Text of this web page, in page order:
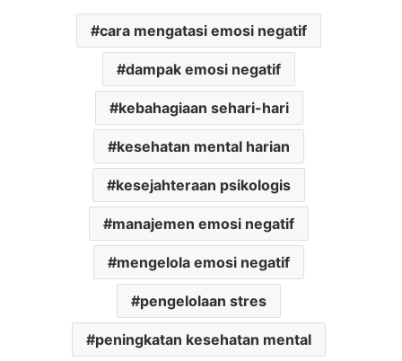
cara mengatasi emosi negatif
dampak emosi negatif
kebahagiaan sehari-hari
kesehatan mental harian
kesejahteraan psikologis
manajemen emosi negatif
mengelola emosi negatif
pengelolaan stres
peningkatan kesehatan mental